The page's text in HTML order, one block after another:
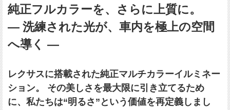
純正フルカラーを、さらに上質に。
― 洗練された光が、車内を極上の空間
へ導く ―
レクサスに搭載された純正マルチカラーイルミネー
ション。 その美しさを最大限に引き立てるため
に、私たちは“明るさ”という価値を再定義しまし